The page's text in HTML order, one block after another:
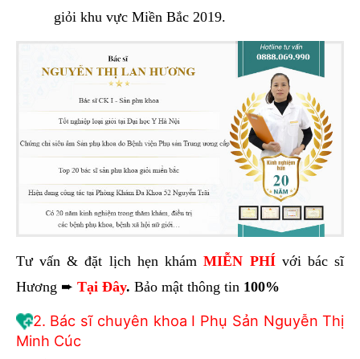
giỏi khu vực Miền Bắc 2019.
Tư vấn & đặt lịch hẹn khámMIỄN PHÍvới bác sĩ
Hương ➨ Tại Đây. Bảo mật thông tin 100%
2. Bác sĩ chuyên khoa I Phụ Sản Nguyễn Thị
Minh Cúc